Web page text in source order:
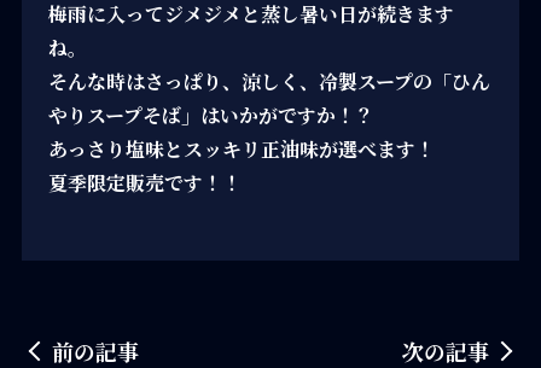
梅雨に入ってジメジメと蒸し暑い日が続きます
ね。
そんな時はさっぱり、涼しく、冷製スープの「ひん
やりスープそば」はいかがですか！？
あっさり塩味とスッキリ正油味が選べます！
夏季限定販売です！！
前の記事 次の記事